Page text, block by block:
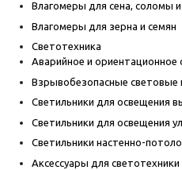
Влагомеры для сена, соломы и
Влагомеры для зерна и семян
Светотехника
Аварийное и ориентационное
Взрывобезопасные световые
Светильники для освещения
Светильники для освещения
Светильники настенно-
Аксессуары для